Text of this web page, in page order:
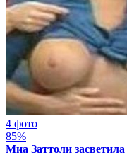
4 фото
85%
Миа Заттоли